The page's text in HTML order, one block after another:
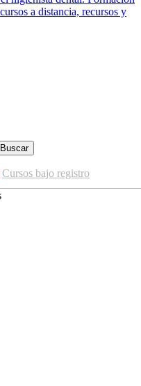
Buscar
Cursos bajo registro